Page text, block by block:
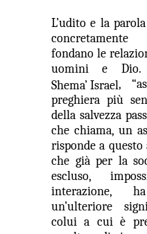
L’udito e la
fondano le
uomini e
Shema’ Israel,
preghiera più
della salvezza
che chiama, un
risponde a
che già per la
escluso,
interazione,
un’ulteriore
colui a cui è